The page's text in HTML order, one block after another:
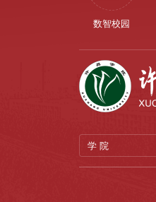
数智校园
学 院